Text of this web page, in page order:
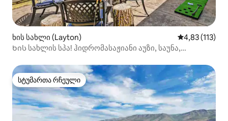
ხის სახლი (Layton) საშუალო
4,83 (113)
Ხის სახლის სპა! ჰიდრომასაჟიანი აუზი, საუნა,
სტუმართა რჩეული
სტუმართა რჩეული